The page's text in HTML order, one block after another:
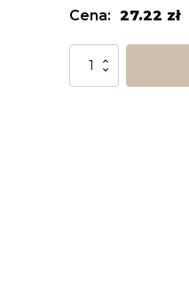
Cena: 27.22 zł
ilość
Narożnik